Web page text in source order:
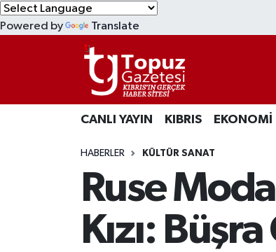
Powered by Translate
CANLI YAYIN KIBRIS EKONOMİ
HABERLER KÜLTÜR SANAT
Ruse
Kızı:
EKONOMİ
MAGAZİN
Lefkoşa Nöbetçi Eczaneler
Lefkoşa Hava Durumu
Lefkoşa Trafik Yoğunluk Haritası
Süper Lig Puan Durumu ve Fikstür
Tüm Manşetler
Son Dakika Haberleri